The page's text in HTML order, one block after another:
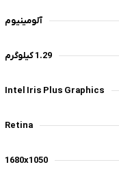
آلومینیوم
1.29 کیلوگرم
Intel Iris Plus Graphics
Retina
1680x1050